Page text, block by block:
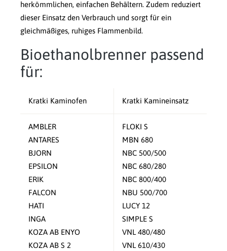
herkömmlichen, einfachen Behältern. Zudem reduziert
dieser Einsatz den Verbrauch und sorgt für ein
gleichmäßiges, ruhiges Flammenbild.
Bioethanolbrenner passend
für:
Kratki Kaminofen Kratki Kamineinsatz
AMBLER
ANTARES
BJORN
EPSILON
ERIK
FALCON
HATI
INGA
KOZA AB ENYO
KOZA AB S 2
FLOKI S
MBN 680
NBC 500/500
NBC 680/280
NBC 800/400
NBU 500/700
LUCY 12
SIMPLE S
VNL 480/480
VNL 610/430